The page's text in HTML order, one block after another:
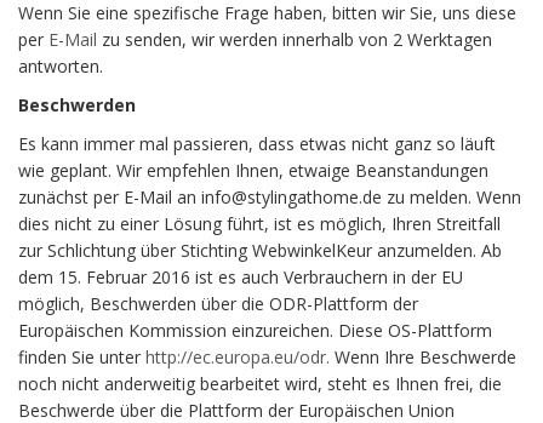
Wenn Sie eine spezifische Frage haben, bitten wir Sie, uns diese
per E-Mail zu senden, wir werden innerhalb von 2 Werktagen
antworten.
Beschwerden
Es kann immer mal passieren, dass etwas nicht ganz so läuft
wie geplant. Wir empfehlen Ihnen, etwaige Beanstandungen
zunächst per E-Mail an info@stylingathome.de zu melden. Wenn
dies nicht zu einer Lösung führt, ist es möglich, Ihren Streitfall
zur Schlichtung über Stichting WebwinkelKeur anzumelden. Ab
dem 15. Februar 2016 ist es auch Verbrauchern in der EU
möglich, Beschwerden über die ODR-Plattform der
Europäischen Kommission einzureichen. Diese OS-Plattform
finden Sie unter http://ec.europa.eu/odr. Wenn Ihre Beschwerde
noch nicht anderweitig bearbeitet wird, steht es Ihnen frei, die
Beschwerde über die Plattform der Europäischen Union